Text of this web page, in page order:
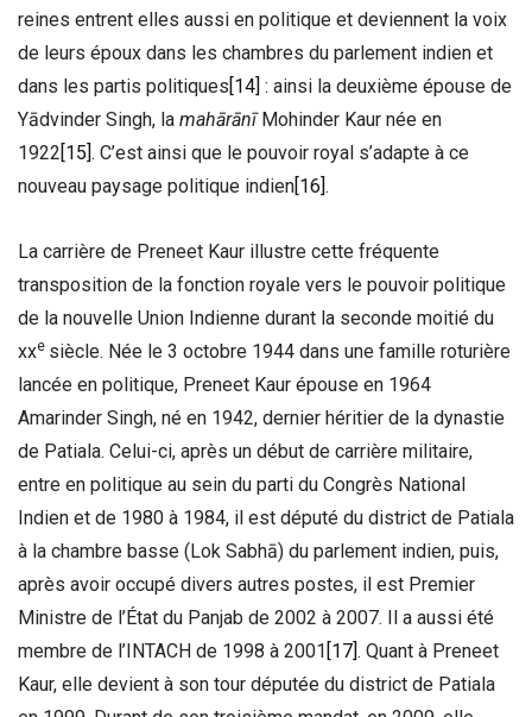
reines entrent elles aussi en politique et deviennent la voix
de leurs époux dans les chambres du parlement indien et
dans les partis politiques[14] : ainsi la deuxième épouse de
Yādvinder Singh, la mahārānīMohinder Kaur née en
1922[15]. C’est ainsi que le pouvoir royal s’adapte à ce
nouveau paysage politique indien[16].
La carrière de Preneet Kaur illustre cette fréquente
transposition de la fonction royale vers le pouvoir politique
de la nouvelle Union Indienne durant la seconde moitié du
xxe siècle. Née le 3 octobre 1944 dans une famille roturière
lancée en politique, Preneet Kaur épouse en 1964
Amarinder Singh, né en 1942, dernier héritier de la dynastie
de Patiala. Celui-ci, après un début de carrière militaire,
entre en politique au sein du parti du Congrès National
Indien et de 1980 à 1984, il est député du district de Patiala
à la chambre basse (Lok Sabhā) du parlement indien, puis,
après avoir occupé divers autres postes, il est Premier
Ministre de l’État du Panjab de 2002 à 2007. Il a aussi été
membre de l’INTACH de 1998 à 2001 [17] . Quant à Preneet
Kaur, elle devient à son tour députée du district de Patiala